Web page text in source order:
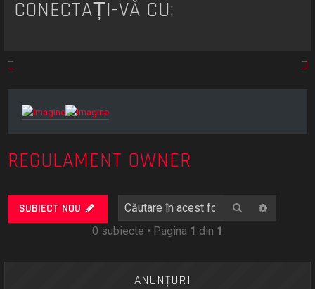
CONECTAȚI-VĂ CU:
REGULAMENT OWNER
SUBIECT NOU Căutare
0 subiecte • Pagina 1 din 1
ANUNŢURI